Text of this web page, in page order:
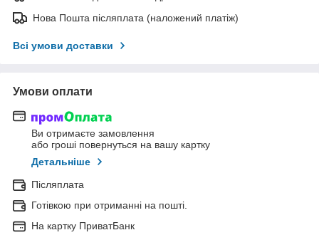
Нова Пошта післяплата (наложений платіж)
Всі умови доставки
Умови оплати
Ви отримаєте замовлення
або гроші повернуться на вашу картку
Детальніше
Післяплата
Готівкою при отриманні на пошті.
На картку ПриватБанк